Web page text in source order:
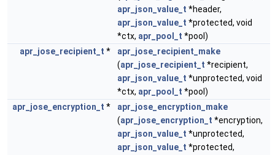
apr_json_value_t *header,
apr_json_value_t *protected, void
*ctx, apr_pool_t *pool)
apr_jose_recipient_t *
apr_jose_recipient_make
(apr_jose_recipient_t *recipient,
apr_json_value_t *unprotected, void
*ctx, apr_pool_t *pool)
apr_jose_encryption_t *
apr_jose_encryption_make
(apr_jose_encryption_t *encryption,
apr_json_value_t *unprotected,
apr_json_value_t *protected,